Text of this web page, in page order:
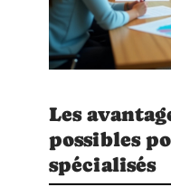
Les
possibles
spécialisés